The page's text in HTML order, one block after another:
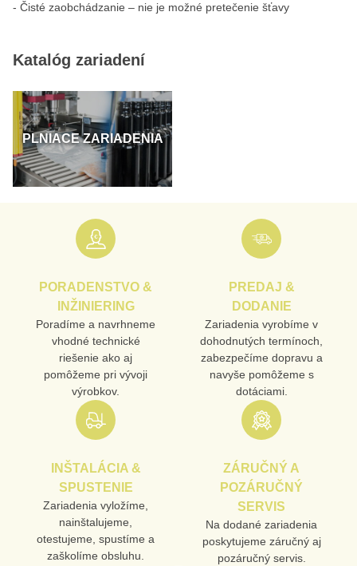
- Čisté zaobchádzanie – nie je možné pretečenie šťavy
Katalóg zariadení
PLNIACE ZARIADENIA
PORADENSTVO &
INŽINIERING
Poradíme a navrhneme
vhodné technické
riešenie ako aj
pomôžeme pri vývoji
výrobkov.
PREDAJ &
DODANIE
Zariadenia vyrobíme v
dohodnutých termínoch,
zabezpečíme dopravu a
navyše pomôžeme s
dotáciami.
INŠTALÁCIA &
SPUSTENIE
Zariadenia vyložíme,
nainštalujeme,
otestujeme, spustíme a
zaškolíme obsluhu.
ZÁRUČNÝ A
POZÁRUČNÝ
SERVIS
Na dodané zariadenia
poskytujeme záručný aj
pozáručný servis.